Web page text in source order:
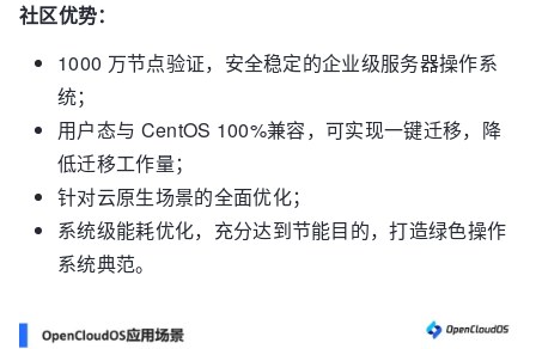
社区优势：
1000 万节点验证，安全稳定的企业级服务器操作系
统；
用户态与 CentOS 100%兼容，可实现一键迁移，降
低迁移工作量；
针对云原生场景的全面优化；
系统级能耗优化，充分达到节能目的，打造绿色操作
系统典范。